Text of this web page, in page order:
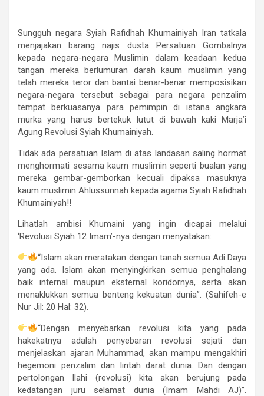
Sungguh negara Syiah Rafidhah Khumainiyah Iran tatkala
menjajakan barang najis dusta Persatuan Gombalnya
kepada negara-negara Muslimin dalam keadaan kedua
tangan mereka berlumuran darah kaum muslimin yang
telah mereka teror dan bantai benar-benar memposisikan
negara-negara tersebut sebagai para negara penzalim
tempat berkuasanya para pemimpin di istana angkara
murka yang harus bertekuk lutut di bawah kaki Marja’i
Agung Revolusi Syiah Khumainiyah.
Tidak ada persatuan Islam di atas landasan saling hormat
menghormati sesama kaum muslimin seperti bualan yang
mereka gembar-gemborkan kecuali dipaksa masuknya
kaum muslimin Ahlussunnah kepada agama Syiah Rafidhah
Khumainiyah!!
Lihatlah ambisi Khumaini yang ingin dicapai melalui
‘Revolusi Syiah 12 Imam’-nya dengan menyatakan:
“Islam akan meratakan dengan tanah semua Adi Daya
yang ada. Islam akan menyingkirkan semua penghalang
baik internal maupun eksternal koridornya, serta akan
menaklukkan semua benteng kekuatan dunia”. (Sahifeh-e
Nur Jil: 20 Hal: 32).
“Dengan menyebarkan revolusi kita yang pada
hakekatnya adalah penyebaran revolusi sejati dan
menjelaskan ajaran Muhammad, akan mampu mengakhiri
hegemoni penzalim dan lintah darat dunia. Dan dengan
pertolongan Ilahi (revolusi) kita akan berujung pada
kedatangan juru selamat dunia (Imam Mahdi AJ)”.